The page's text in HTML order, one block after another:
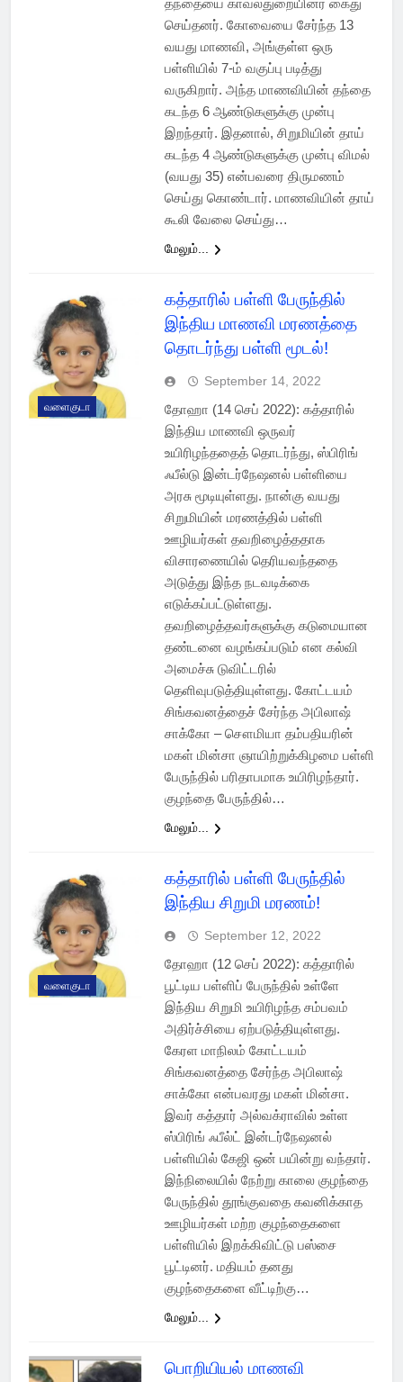
தந்தையை காவல்துறையினர் கைது
செய்தனர். கோவையை சேர்ந்த 13
வயது மாணவி, அங்குள்ள ஒரு
பள்ளியில் 7-ம் வகுப்பு படித்து
வருகிறார். அந்த மாணவியின் தந்தை
கடந்த 6 ஆண்டுகளுக்கு முன்பு
இறந்தார். இதனால், சிறுமியின் தாய்
கடந்த 4 ஆண்டுகளுக்கு முன்பு விமல்
(வயது 35) என்பவரை திருமணம்
செய்து கொண்டார். மாணவியின் தாய்
கூலி வேலை செய்து…
மேலும்...
வளைகுடா
கத்தாரில் பள்ளி பேருந்தில்
இந்திய மாணவி மரணத்தை
தொடர்ந்து பள்ளி மூடல்!
September 14, 2022
தோஹா (14 செப் 2022): கத்தாரில்
இந்திய மாணவி ஒருவர்
உயிரிழந்ததைத் தொடர்ந்து, ஸ்பிரிங்
ஃபீல்டு இன்டர்நேஷனல் பள்ளியை
அரசு மூடியுள்ளது. நான்கு வயது
சிறுமியின் மரணத்தில் பள்ளி
ஊழியர்கள் தவறிழைத்ததாக
விசாரணையில் தெரியவந்ததை
அடுத்து இந்த நடவடிக்கை
எடுக்கப்பட்டுள்ளது.
தவறிழைத்தவர்களுக்கு கடுமையான
தண்டனை வழங்கப்படும் என கல்வி
அமைச்சு டுவிட்டரில்
தெளிவுபடுத்தியுள்ளது. கோட்டயம்
சிங்கவனத்தைச் சேர்ந்த அபிலாஷ்
சாக்கோ – சௌமியா தம்பதியரின்
மகள் மின்சா ஞாயிற்றுக்கிழமை பள்ளி
பேருந்தில் பரிதாபமாக உயிரிழந்தார்.
குழந்தை பேருந்தில்…
மேலும்...
வளைகுடா
கத்தாரில் பள்ளி பேருந்தில்
இந்திய சிறுமி மரணம்!
September 12, 2022
தோஹா (12 செப் 2022): கத்தாரில்
பூட்டிய பள்ளிப் பேருந்தில் உள்ளே
இந்திய சிறுமி உயிரிழந்த சம்பவம்
அதிர்ச்சியை ஏற்படுத்தியுள்ளது.
கேரள மாநிலம் கோட்டயம்
சிங்கவனத்தை சேர்ந்த அபிலாஷ்
சாக்கோ என்பவரது மகள் மின்சா.
இவர் கத்தார் அல்வக்ராவில் உள்ள
ஸ்பிரிங் ஃபீல்ட் இன்டர்நேஷனல்
பள்ளியில் கேஜி ஒன் பயின்று வந்தார்.
இந்நிலையில் நேற்று காலை குழந்தை
பேருந்தில் தூங்குவதை கவனிக்காத
ஊழியர்கள் மற்ற குழந்தைகளை
பள்ளியில் இறக்கிவிட்டு பஸ்சை
பூட்டினர். மதியம் தனது
குழந்தைகளை வீட்டிற்கு…
மேலும்...
பொறியியல் மாணவி